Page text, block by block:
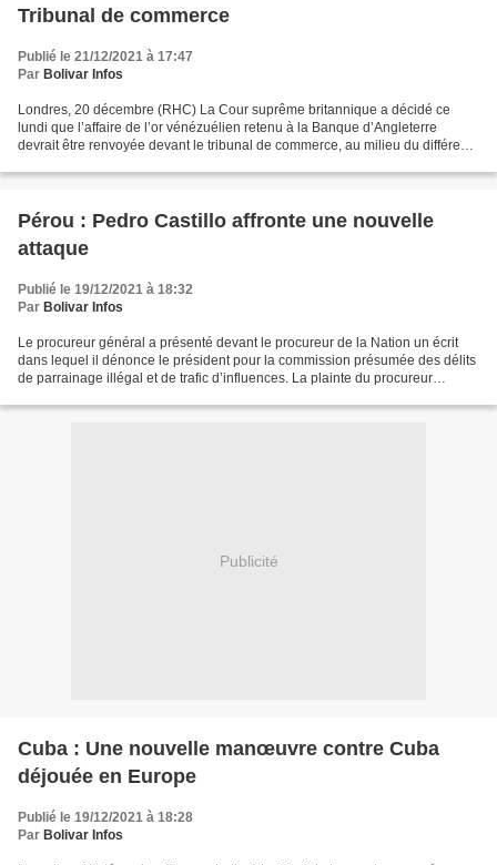
Tribunal de commerce
Publié le 21/12/2021 à 17:47
Par Bolivar Infos
Londres, 20 décembre (RHC) La Cour suprême britannique a décidé ce
lundi que l’affaire de l’or vénézuélien retenu à la Banque d’Angleterre
devrait être renvoyée devant le tribunal de commerce, au milieu du différend
Pérou : Pedro Castillo affronte une nouvelle
attaque
Publié le 19/12/2021 à 18:32
Par Bolivar Infos
Le procureur général a présenté devant le procureur de la Nation un écrit
dans lequel il dénonce le président pour la commission présumée des délits
de parrainage illégal et de trafic d’influences. La plainte du procureur
Publicité
Cuba : Une nouvelle manœuvre contre Cuba
déjouée en Europe
Publié le 19/12/2021 à 18:28
Par Bolivar Infos